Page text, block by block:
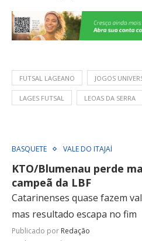
FUTSAL LAGEANO JOGOS
LAGES FUTSAL LEOAS DA SERRA
BASQUETE VALE DO ITAJAÍ
KTO/Blumenau perde
campeã da LBF
Catarinenses quase fazem
mas resultado escapa no fim
Publicado por Redação